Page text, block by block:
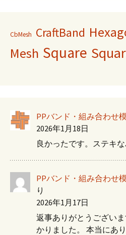
CbMesh CraftBand
Mesh Square
PPバンド・組み合わせ
2026年1月18日
良かったです。ステキ
PPバンド・組み合わせ
り
2026年1月17日
返事ありがとうござい
かりました。 本当にあ